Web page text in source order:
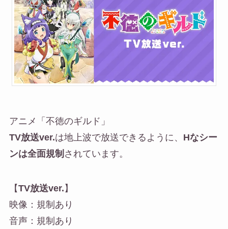
アニメ「不徳のギルド」
TV放送ver.は地上波で放送できるように、 Hなシー
ンは全面規制 されています。
【TV放送ver. 】
映像：規制あり
音声：規制あり